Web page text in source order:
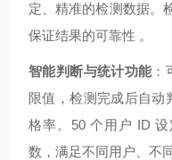
定、精准的检测数据。
保证结果的可靠性 。
智能判断与统计功能
限值，检测完成后自动
格率。50 个用户 ID
数，满足不同用户、不